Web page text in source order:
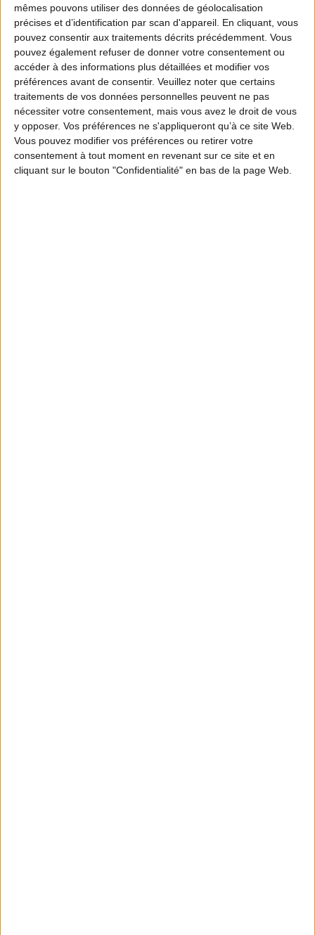
mêmes pouvons utiliser des données de géolocalisation
précises et d’identification par scan d'appareil. En cliquant, vous
pouvez consentir aux traitements décrits précédemment. Vous
pouvez également refuser de donner votre consentement ou
accéder à des informations plus détaillées et modifier vos
préférences avant de consentir. Veuillez noter que certains
traitements de vos données personnelles peuvent ne pas
nécessiter votre consentement, mais vous avez le droit de vous
y opposer. Vos préférences ne s'appliqueront qu’à ce site Web.
Vous pouvez modifier vos préférences ou retirer votre
consentement à tout moment en revenant sur ce site et en
cliquant sur le bouton "Confidentialité" en bas de la page Web.